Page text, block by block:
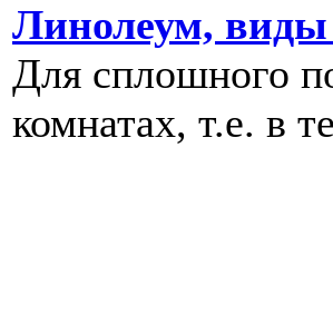
Линолеум,
Для сплошного
комнатах, т.е. в